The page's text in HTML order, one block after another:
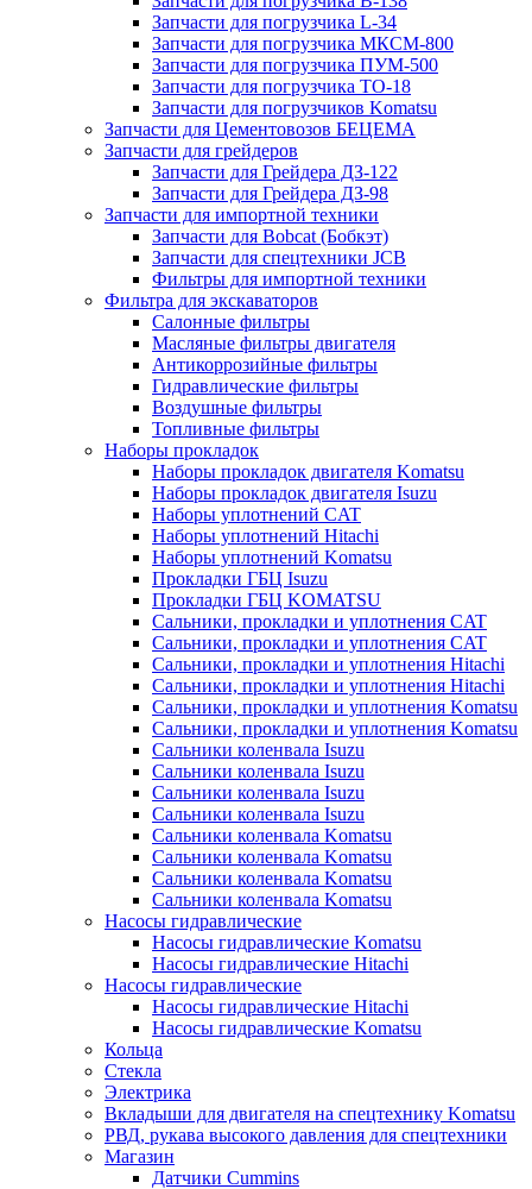
Запчасти для погрузчика L-34
Запчасти для погрузчика МКСМ-800
Запчасти для погрузчика ПУМ-500
Запчасти для погрузчика ТО-18
Запчасти для погрузчиков Komatsu
Запчасти для Цементовозов БЕЦЕМА
Запчасти для грейдеров
Запчасти для Грейдера ДЗ-122
Запчасти для Грейдера ДЗ-98
Запчасти для импортной техники
Запчасти для Bobcat (Бобкэт)
Запчасти для спецтехники JCB
Фильтры для импортной техники
Фильтра для экскаваторов
Салонные фильтры
Масляные фильтры двигателя
Антикоррозийные фильтры
Гидравлические фильтры
Воздушные фильтры
Топливные фильтры
Наборы прокладок
Наборы прокладок двигателя Komatsu
Наборы прокладок двигателя Isuzu
Наборы уплотнений CAT
Наборы уплотнений Hitachi
Наборы уплотнений Komatsu
Прокладки ГБЦ Isuzu
Прокладки ГБЦ KOMATSU
Сальники, прокладки и уплотнения CAT
Сальники, прокладки и уплотнения CAT
Сальники, прокладки и уплотнения Hitachi
Сальники, прокладки и уплотнения Hitachi
Сальники, прокладки и уплотнения Komatsu
Сальники, прокладки и уплотнения Komatsu
Сальники коленвала Isuzu
Сальники коленвала Isuzu
Сальники коленвала Isuzu
Сальники коленвала Isuzu
Сальники коленвала Komatsu
Сальники коленвала Komatsu
Сальники коленвала Komatsu
Сальники коленвала Komatsu
Насосы гидравлические
Насосы гидравлические Komatsu
Насосы гидравлические Hitachi
Насосы гидравлические
Насосы гидравлические Hitachi
Насосы гидравлические Komatsu
Кольца
Стекла
Электрика
Вкладыши для двигателя на спецтехнику Komatsu
РВД, рукава высокого давления для спецтехники
Магазин
Датчики Cummins